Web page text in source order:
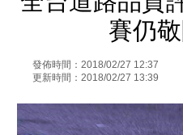
賽仍
發佈時間：2018/02/27 12:37
更新時間：2018/02/27 13:39